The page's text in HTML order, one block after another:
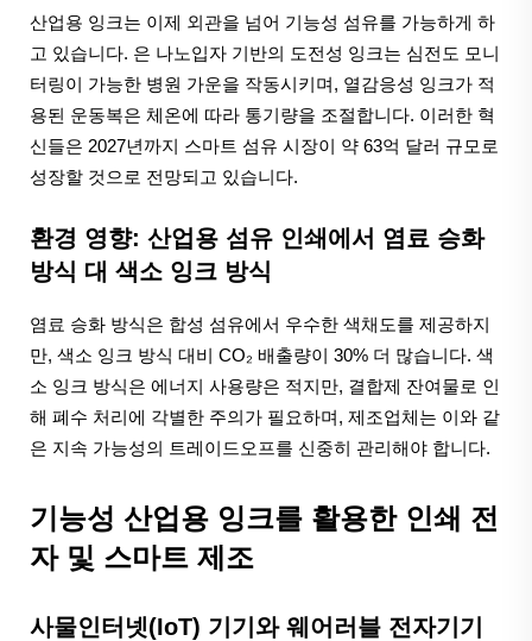
산업용 잉크는 이제 외관을 넘어 기능성 섬유를 가능하게 하
고 있습니다. 은 나노입자 기반의 도전성 잉크는 심전도 모니
터링이 가능한 병원 가운을 작동시키며, 열감응성 잉크가 적
용된 운동복은 체온에 따라 통기량을 조절합니다. 이러한 혁
신들은 2027년까지 스마트 섬유 시장이 약 63억 달러 규모로
성장할 것으로 전망되고 있습니다.
환경 영향: 산업용 섬유 인쇄에서 염료 승화
방식 대 색소 잉크 방식
염료 승화 방식은 합성 섬유에서 우수한 색채도를 제공하지
만, 색소 잉크 방식 대비 CO₂ 배출량이 30% 더 많습니다. 색
소 잉크 방식은 에너지 사용량은 적지만, 결합제 잔여물로 인
해 폐수 처리에 각별한 주의가 필요하며, 제조업체는 이와 같
은 지속 가능성의 트레이드오프를 신중히 관리해야 합니다.
기능성 산업용 잉크를 활용한 인쇄 전
자 및 스마트 제조
사물인터넷(IoT) 기기와 웨어러블 전자기기